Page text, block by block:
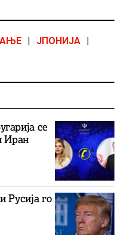
ЈПОНИЈА
се
Иран
Русија го